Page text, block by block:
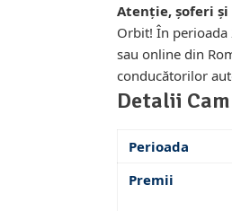
Atenție, șoferi
Orbit! În perioada
sau online din
conducătorilor
Detalii
Perioada
Premii